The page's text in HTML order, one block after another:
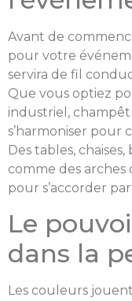
Avant de
pour votre
servira de fil
Que vous optiez
industriel,
s’harmoniser pour
Des tables,
comme des
pour s’accorder
Le
dans la
Les couleurs